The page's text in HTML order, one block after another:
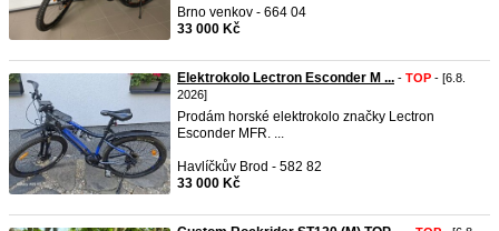
Brno venkov - 664 04
33 000 Kč
Elektrokolo Lectron Esconder M ... - TOP - [6.8.
2026]
Prodám horské elektrokolo značky Lectron
Esconder MFR. ...
Havlíčkův Brod - 582 82
33 000 Kč